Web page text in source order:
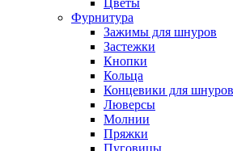
Цветы
Фурнитура
Зажимы для шнуров
Застежки
Кнопки
Кольца
Концевики для шнуров
Люверсы
Молнии
Пряжки
Пуговицы